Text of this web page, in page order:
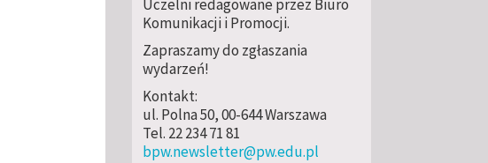
Uczelni redagowane przez Biuro
Komunikacji i Promocji.
Zapraszamy do zgłaszania
wydarzeń!
Kontakt:
ul. Polna 50, 00-644 Warszawa
Tel. 22 234 71 81
bpw.newsletter@pw.edu.pl